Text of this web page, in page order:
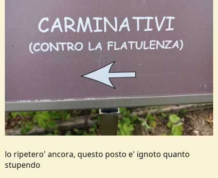
lo ripetero' ancora, questo posto e' ignoto quanto
stupendo